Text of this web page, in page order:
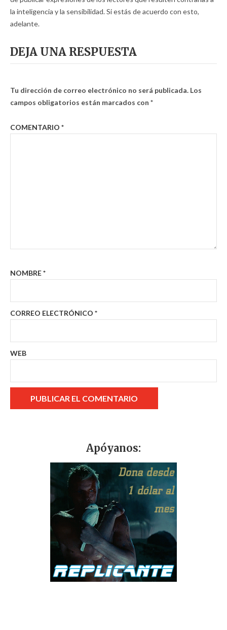
la inteligencia y la sensibilidad. Si estás de acuerdo con esto,
adelante.
DEJA UNA RESPUESTA
Tu dirección de correo electrónico no será publicada. Los
campos obligatorios están marcados con *
COMENTARIO *
NOMBRE*
CORREO ELECTRÓNICO *
WEB
Apóyanos: